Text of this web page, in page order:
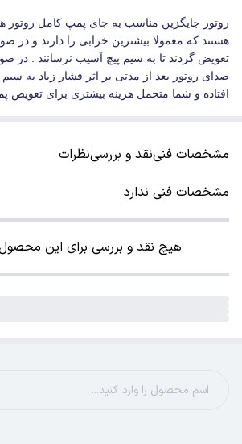
روتور جایگزین مناسب به جای پمپ کامل روتور
هستند که معمولا بیشترین خرابی را دارند و در
تعویض گردند تا به سیم پیچ آسیب نرسانند . در
صدای روتور بعد از مدتی بر اثر فشار زیاد به سیم
افتاده و شما متحمل هزینه بیشتری برای تعویض
مشخصات فنینقد و بررسینظرات
مشخصات فنی ندارد
هیچ نقد و بررسی برای این